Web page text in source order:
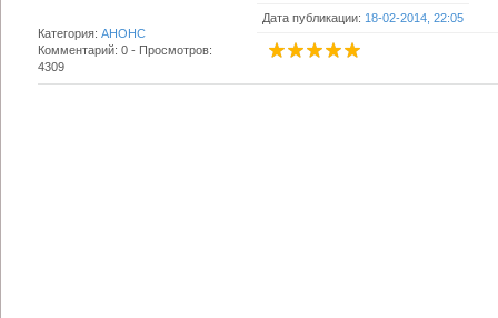
Дата публикации: 18-02-2014, 22:05
Категория: АНОНС
Комментарий: 0 - Просмотров:
4309